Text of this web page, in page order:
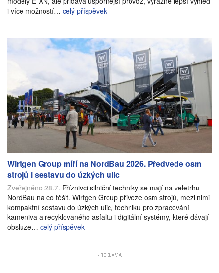
i více možností… celý příspěvek
Wirtgen Group míří na NordBau 2026. Předvede osm
strojů i sestavu do úzkých ulic
Zveřejněno 28.7. Příznivci silniční techniky se mají na veletrhu
NordBau na co těšit. Wirtgen Group přiveze osm strojů, mezi nimi
kompaktní sestavu do úzkých ulic, techniku pro zpracování
kameniva a recyklovaného asfaltu i digitální systémy, které dávají
obsluze… celý příspěvek